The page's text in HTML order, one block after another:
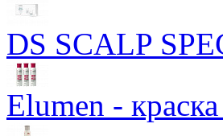
DS SCALP
Elumen -